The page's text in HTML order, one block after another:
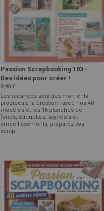
Passion Scrapbooking 103 -
Des idées pour créer !
8,90 €
Les vacances sont des moments
propices à la création : avec nos 40
modèles et les 16 planches de
fonds, étiquettes, saynètes et
embellissements, préparez vos
scrap' !